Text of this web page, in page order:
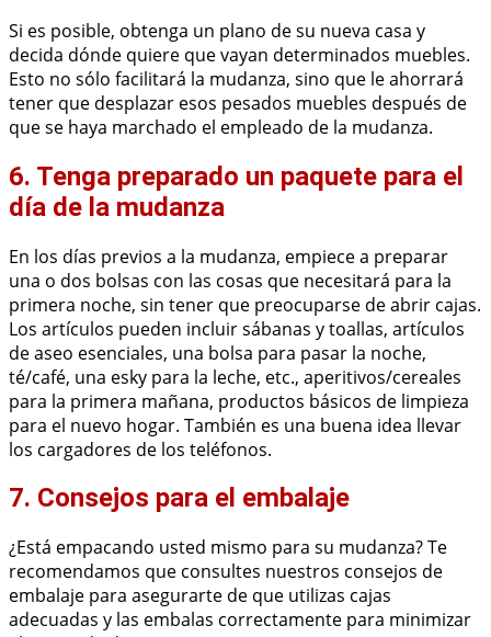
Si es posible, obtenga un plano de su nueva casa y
decida dónde quiere que vayan determinados muebles.
Esto no sólo facilitará la mudanza, sino que le ahorrará
tener que desplazar esos pesados muebles después de
que se haya marchado el empleado de la mudanza.
6. Tenga preparado un paquete para el
día de la mudanza
En los días previos a la mudanza, empiece a preparar
una o dos bolsas con las cosas que necesitará para la
primera noche, sin tener que preocuparse de abrir cajas.
Los artículos pueden incluir sábanas y toallas, artículos
de aseo esenciales, una bolsa para pasar la noche,
té/café, una esky para la leche, etc., aperitivos/cereales
para la primera mañana, productos básicos de limpieza
para el nuevo hogar. También es una buena idea llevar
los cargadores de los teléfonos.
7. Consejos para el embalaje
¿Está empacando usted mismo para su mudanza? Te
recomendamos que consultes nuestros consejos de
embalaje para asegurarte de que utilizas cajas
adecuadas y las embalas correctamente para minimizar